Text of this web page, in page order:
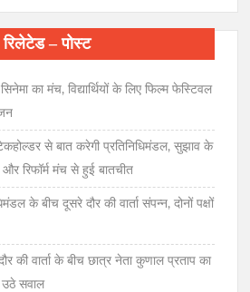
रिलेटेड – पोस्ट
का मंच, विद्यार्थियों के लिए फिल्म फेस्टिवल
से बात करेगी प्रतिनिधिमंडल, सुझाव के
रिफॉर्म मंच से हुई बातचीत
के बीच दूसरे दौर की वार्ता संपन्न, दोनों पक्षों
की वार्ता के बीच छात्र नेता कुणाल प्रताप का
उठे सवाल